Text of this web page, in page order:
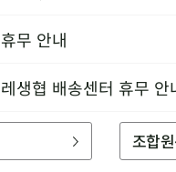
무 안내
생협 배송센터 휴무 안
조합